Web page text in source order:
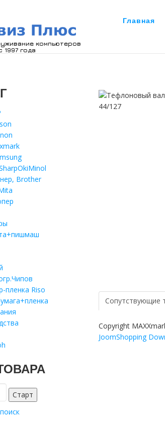
компьютеров
1997 года
Главная
Brother
пленка Riso
Сопутствующие
Copyright
JoomShopping